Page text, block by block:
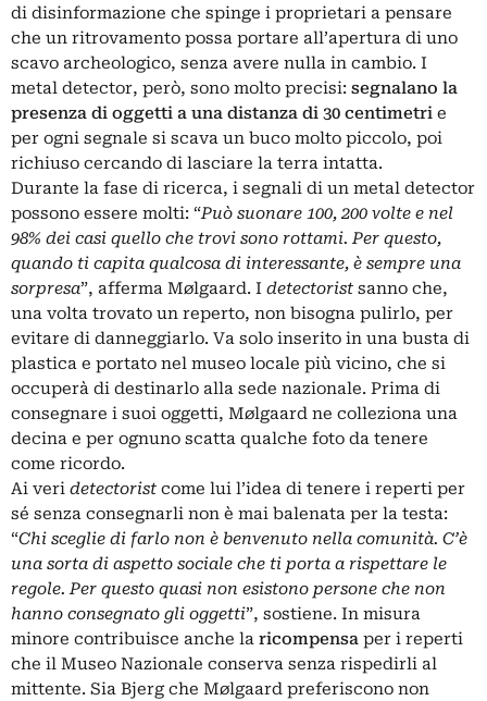
di disinformazione che spinge i proprietari a pensare
che un ritrovamento possa portare all’apertura di uno
scavo archeologico, senza avere nulla in cambio. I
metal detector, però, sono molto precisi: segnalano la
presenza di oggetti a una distanza di 30 centimetri e
per ogni segnale si scava un buco molto piccolo, poi
richiuso cercando di lasciare la terra intatta.
Durante la fase di ricerca, i segnali di un metal detector
possono essere molti: “Può suonare 100, 200 volte e nel
98% dei casi quello che trovi sono rottami. Per questo,
quando ti capita qualcosa di interessante, è sempre una
sorpresa”, afferma Mølgaard. I detectorist sanno che,
una volta trovato un reperto, non bisogna pulirlo, per
evitare di danneggiarlo. Va solo inserito in una busta di
plastica e portato nel museo locale più vicino, che si
occuperà di destinarlo alla sede nazionale. Prima di
consegnare i suoi oggetti, Mølgaard ne colleziona una
decina e per ognuno scatta qualche foto da tenere
come ricordo.
Ai veri detectorist come lui l’idea di tenere i reperti per
sé senza consegnarli non è mai balenata per la testa:
“Chi sceglie di farlo non è benvenuto nella comunità. C’è
una sorta di aspetto sociale che ti porta a rispettare le
regole. Per questo quasi non esistono persone che non
hanno consegnato gli oggetti”, sostiene. In misura
minore contribuisce anche la ricompensa per i reperti
che il Museo Nazionale conserva senza rispedirli al
mittente. Sia Bjerg che Mølgaard preferiscono non